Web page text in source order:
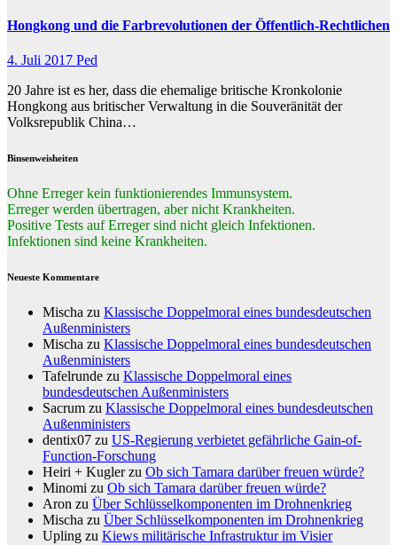
Hongkong und die Farbrevolutionen der Öffentlich-Rechtlichen
4. Juli 2017 Ped
20 Jahre ist es her, dass die ehemalige britische Kronkolonie
Hongkong aus britischer Verwaltung in die Souveränität der
Volksrepublik China…
Binsenweisheiten
Ohne Erreger kein funktionierendes Immunsystem.
Erreger werden übertragen, aber nicht Krankheiten.
Positive Tests auf Erreger sind nicht gleich Infektionen.
Infektionen sind keine Krankheiten.
Neueste Kommentare
Mischa zu Klassische Doppelmoral eines bundesdeutschen
Außenministers
Mischa zu Klassische Doppelmoral eines bundesdeutschen
Außenministers
Tafelrunde zu Klassische Doppelmoral eines
bundesdeutschen Außenministers
Sacrum zu Klassische Doppelmoral eines bundesdeutschen
Außenministers
dentix07 zu US-Regierung verbietet gefährliche Gain-of-
Function-Forschung
Heiri + Kuglerzu Ob sich Tamara darüber freuen würde?
Minomi zu Ob sich Tamara darüber freuen würde?
Aron zu Über Schlüsselkomponenten im Drohnenkrieg
Mischa zu Über Schlüsselkomponenten im Drohnenkrieg
Upling zu Kiews militärische Infrastruktur im Visier